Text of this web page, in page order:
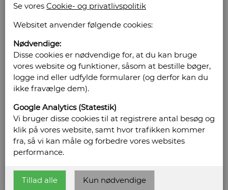
Se vores Cookie- og privatlivspolitik
Websitet anvender følgende cookies:
Nødvendige:
Disse cookies er nødvendige for, at du kan bruge
vores website og funktioner, såsom at bestille bøger,
logge ind eller udfylde formularer (og derfor kan du
ikke fravælge dem).
Google Analytics (Statestik)
Vi bruger disse cookies til at registrere antal besøg og
klik på vores website, samt hvor trafikken kommer
fra, så vi kan måle og forbedre vores websites
performance.
Tillad alle Kun nødvendige